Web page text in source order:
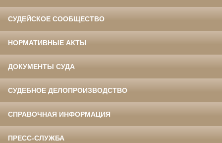
СУДЕЙСКОЕ СООБЩЕСТВО
НОРМАТИВНЫЕ АКТЫ
ДОКУМЕНТЫ СУДА
СУДЕБНОЕ ДЕЛОПРОИЗВОДСТВО
СПРАВОЧНАЯ ИНФОРМАЦИЯ
ПРЕСС-СЛУЖБА